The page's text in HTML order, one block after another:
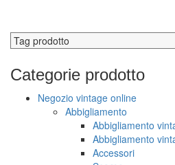
Categorie prodotto
Negozio vintage online
Abbigliamento
Abbigliamento
Abbigliamento
Accessori